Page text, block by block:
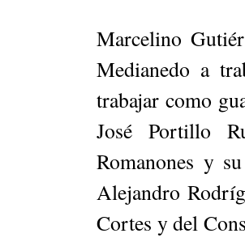
Marcelino
Medianedo a
trabajar como
José Portillo
Romanones y
Alejandro
Cortes y del